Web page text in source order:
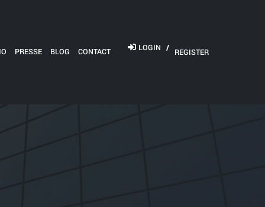
PRESSE BLOG CONTACT LOGIN / REGISTER